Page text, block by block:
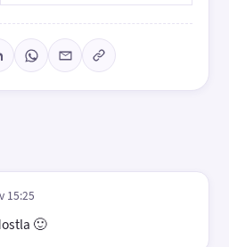
15:25
🙂